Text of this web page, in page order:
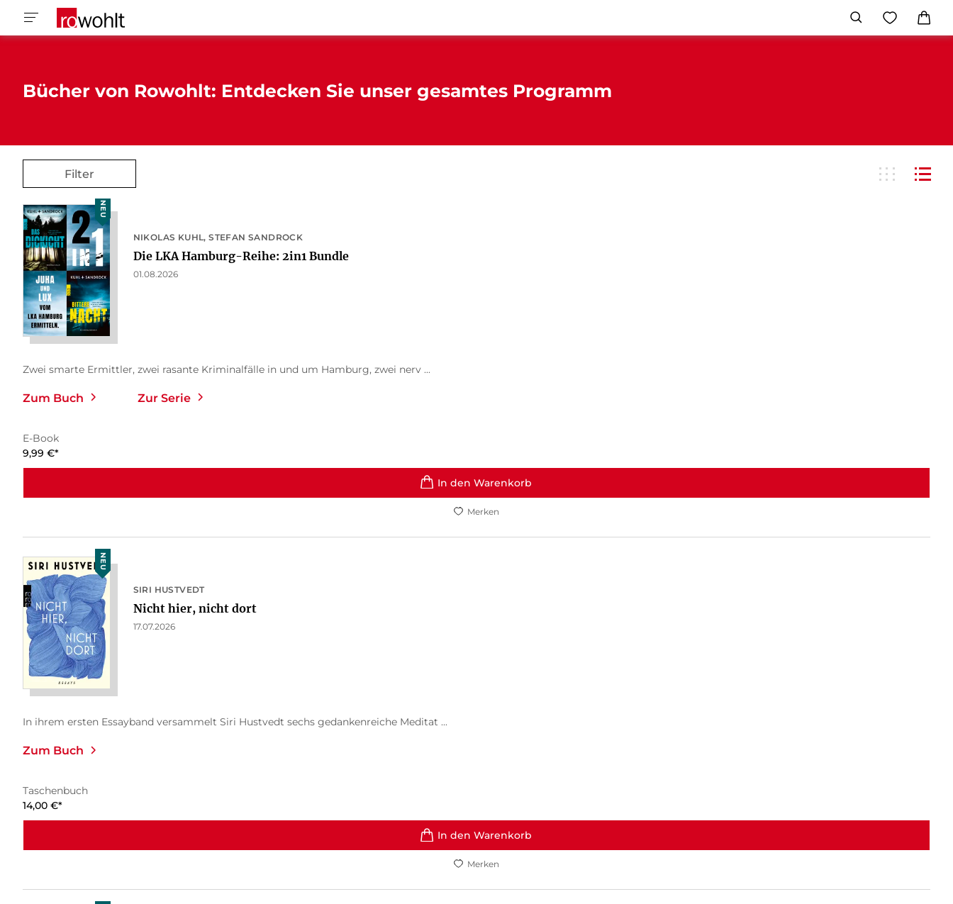
Bücher von Rowohlt: Entdecken Sie unser gesamtes Programm
Filter
NEU
NIKOLAS KUHL STEFAN SANDROCK
Die LKA Hamburg-Reihe: 2in1 Bundle
01.08.2026
Zwei smarte Ermittler, zwei rasante Kriminalfälle in und um Hamburg, zwei nerv ...
Zum Buch Zur Serie
E-Book
9,99 €*
In den Warenkorb
Merken
NEU
SIRI HUSTVEDT
Nicht hier, nicht dort
17.07.2026
In ihrem ersten Essayband versammelt Siri Hustvedt sechs gedankenreiche Meditat ...
Zum Buch
Taschenbuch
14,00 €*
In den Warenkorb
Merken